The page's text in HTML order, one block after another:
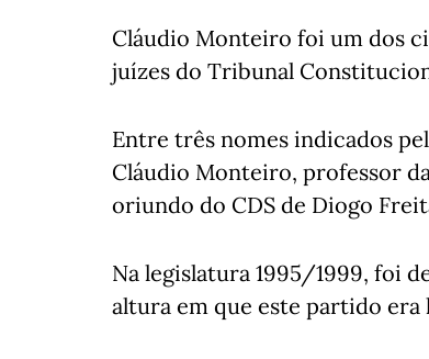
Cláudio Monteiro foi um dos
juízes do Tribunal
Entre três nomes indicados
Cláudio Monteiro, professor
oriundo do CDS de Diogo
Na legislatura 1995/1999, foi
altura em que este partido